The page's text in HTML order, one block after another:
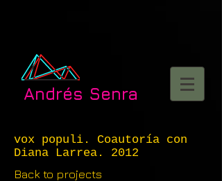
Andrés Senra
vox populi. Coautoría con
Diana Larrea. 2012
Back to projects